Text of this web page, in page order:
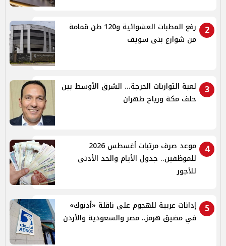
2
رفع المطبات العشوائية و120 طن قمامة
من شوارع بنى سويف
3
لعبة التوازنات الحرجة... الشرق الأوسط بين
حلف مكة ورياح طهران
4
موعد صرف مرتبات أغسطس 2026
للموظفين.. جدول الأيام والحد الأدنى
للأجور
5
إدانات عربية للهجوم على ناقلة «أدنوك»
في مضيق هرمز.. مصر والسعودية والأردن